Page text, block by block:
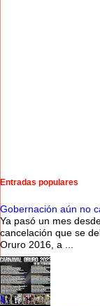
Entradas populares
Gobernación aún no
Ya pasó un mes
cancelación que se
Oruro 2016, a ...